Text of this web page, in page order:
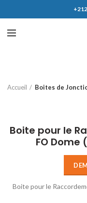
Accueil
Boites de
Boite pour le
FO Dome
Boite pour le